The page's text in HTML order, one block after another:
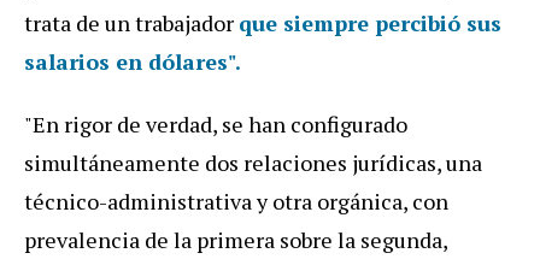
trata de un trabajador que siempre percibió sus
salarios en dólares".
"En rigor de verdad, se han configurado
simultáneamente dos relaciones jurídicas, una
técnico-administrativa y otra orgánica, con
prevalencia de la primera sobre la segunda,